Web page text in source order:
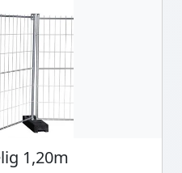
1,20m